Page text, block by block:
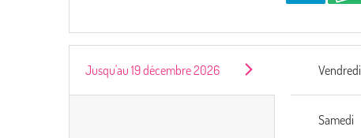
Jusqu'au 19 décembre 2026 Vendredi
Samedi